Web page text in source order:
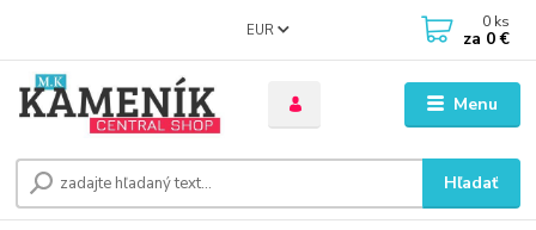
Menu
EUR
Hľadať
0 ks
za 0 €